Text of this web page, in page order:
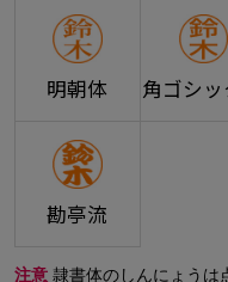
明朝体 角ゴシ
勘亭流
注意隷書体のしんにょうは